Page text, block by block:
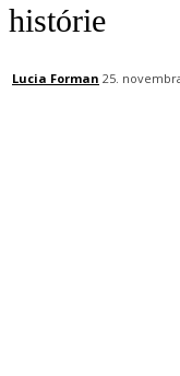
histórie
Lucia Forman 25.